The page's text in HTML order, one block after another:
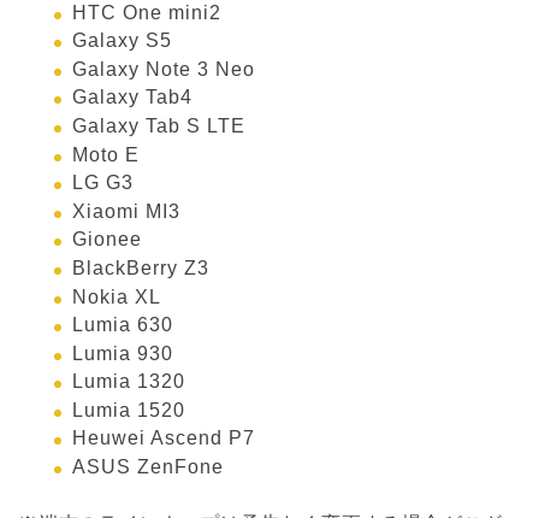
HTC One mini2
Galaxy S5
Galaxy Note 3 Neo
Galaxy Tab4
Galaxy Tab S LTE
Moto E
LG G3
Xiaomi MI3
Gionee
BlackBerry Z3
Nokia XL
Lumia 630
Lumia 930
Lumia 1320
Lumia 1520
Heuwei Ascend P7
ASUS ZenFone